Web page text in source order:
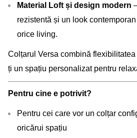
Material Loft și design modern
rezistentă și un look
orice living.
Colțarul Versa combină
ți un spațiu personalizat pentru
Pentru cine e potrivit?
Pentru cei care vor un colțar
oricărui spațiu